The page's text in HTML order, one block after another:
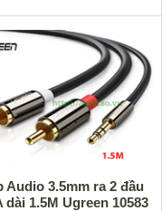
Audio 3.5mm ra 2 đầu
dài 1.5M Ugreen 10583